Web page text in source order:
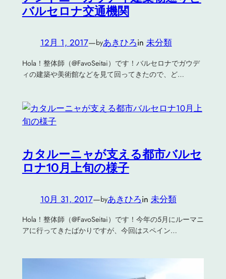
バルセロナ交通機関
12月 1, 2017—byあきひろin 未分類
Hola！整体師（@FavoSeitai）です！バルセロナでガウデ
ィの建築や美術館などを見て回ってきたので、ど…
カタルーニャが支える都市バルセ
ロナ10月上旬の様子
10月 31, 2017—byあきひろin 未分類
Hola！整体師（@FavoSeitai）です！今年の5月にルーマニ
アに行ってきたばかりですが、今回はスペイン…